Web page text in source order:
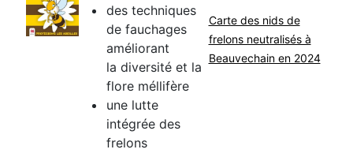
des techniques
de fauchages
améliorant
la diversité et la
flore méllifère
une lutte
intégrée des
frelons
Carte des nids de
frelons neutralisés à
Beauvechain en 2024